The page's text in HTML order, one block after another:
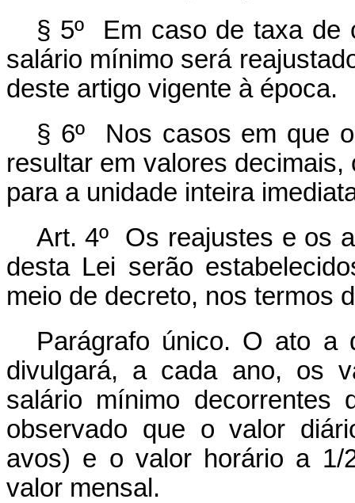
§ 5º Em caso de taxa de
salário mínimo será
deste artigo vigente à época.
§ 6º Nos casos em que
resultar em valores
para a unidade inteira
Art. 4º
Os reajustes e os
desta Lei serão
meio de decreto, nos termos
Parágrafo único. O ato
divulgará, a cada ano, os
salário mínimo
observado que o valor
avos) e o valor horário a 1/
valor mensal.